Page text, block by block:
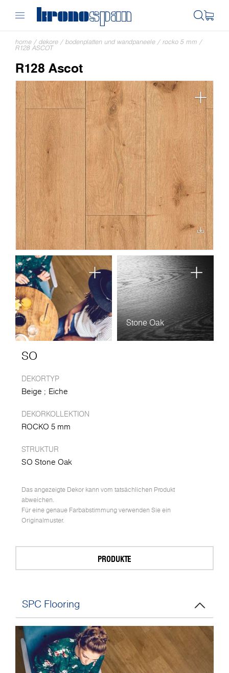
home / dekore / bodenplatten und wandpaneele / rocko 5 mm /
R128 ASCOT
R128 Ascot
Stone Oak
SO
DEKORTYP
Beige Eiche
DEKORKOLLEKTION
ROCKO 5 mm
STRUKTUR
SO Stone Oak
Das angezeigte Dekor kann vom tatsächlichen Produkt
abweichen.
Für eine genaue Farbabstimmung verwenden Sie ein
Originalmuster.
PRODUKTE
SPC Flooring